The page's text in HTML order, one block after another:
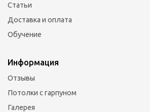
Статьи
Доставка и оплата
Обучение
Информация
Отзывы
Потолки с гарпуном
Галерея